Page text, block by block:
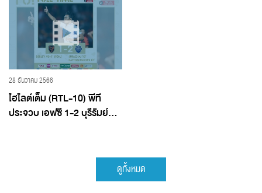
28 ธันวาคม 2566
ไฮไลต์เต็ม (RTL-10) พีที
ประจวบ เอฟซี 1-2 บุรีรัมย์...
ดูทั้งหมด